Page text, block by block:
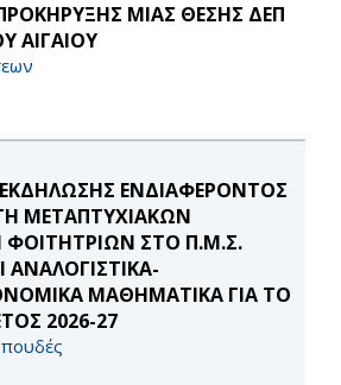
ΜΙΑΣ ΘΕΣΗΣ ΔΕΠ
ΑΙΓΑΙΟΥ
ΕΝΔΙΑΦΕΡΟΝΤΟΣ
ΜΕΤΑΠΤΥΧΙΑΚΩΝ
ΦΟΙΤΗΤΡΙΩΝ ΣΤΟ Π.Μ.Σ.
ΑΝΑΛΟΓΙΣΤΙΚΑ-
ΜΑΘΗΜΑΤΙΚΑ ΓΙΑ ΤΟ
2026-27